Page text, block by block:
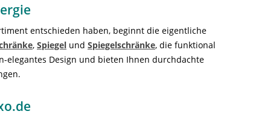
entschieden haben, beginnt die eigentliche
, Spiegel und Spiegelschränke, die funktional
Design und bieten Ihnen durchdachte